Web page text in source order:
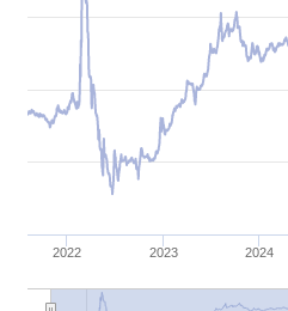
2022 2023 2024